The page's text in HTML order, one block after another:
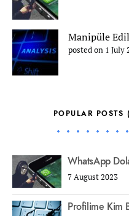
Manipüle
posted on 1 July
POPULAR
WhatsApp
7 August 2023
Profilime Kim